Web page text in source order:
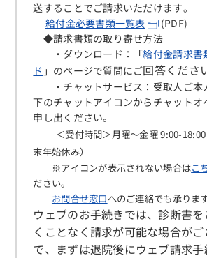
送することでご請求いただけます。
給付金必要書類一覧表
(PDF)
◆請求書類の取り寄せ方法
・ダウンロード：「給付金請求書
ド 」のページで質問にご回答くださ
・チャットサービス：受取人ご本
下のチャットアイコンからチャットオ
申し出ください。
＜受付時間＞月曜～金曜 9:00-
末年始休み）
※アイコンが表示されない場合はこ
ださい。
お問合せ窓口へのご連絡でも承ります
ウェブのお手続きでは、診断書
くことなく請求が可能な場合が
で、まずは退院後にウェブ請求